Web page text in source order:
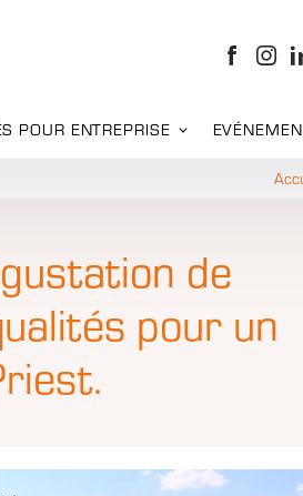
POUR ENTREPRISE
de
pour un